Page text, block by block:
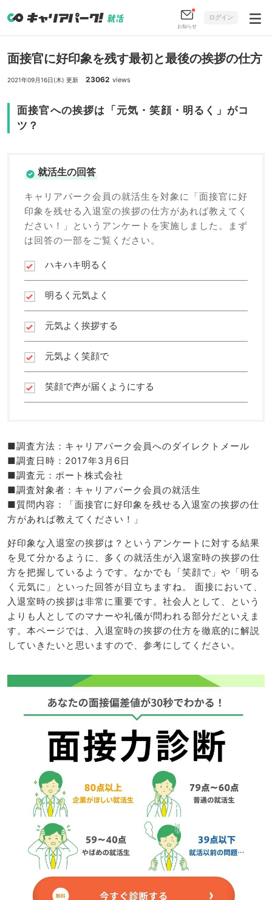
お知らせ
ログイン
面接官に好印象を残す最初と最後の挨拶の仕方
2021年09月16日(木) 更新 23062 views
面接官への挨拶は「元気・笑顔・明るく」がコ
ツ？
就活生の回答
キャリアパーク会員の就活生を対象に「面接官に好
印象を残せる入退室の挨拶の仕方があれば教えてく
ださい！」というアンケートを実施しました。まず
は回答の一部をご覧ください。
ハキハキ明るく
明るく元気よく
元気よく挨拶する
元気よく笑顔で
笑顔で声が届くようにする
■調査方法：キャリアパーク会員へのダイレクトメール
■調査日時：2017年3月6日
■調査元：ポート株式会社
■調査対象者：キャリアパーク会員の就活生
■質問内容：「面接官に好印象を残せる入退室の挨拶の仕
方があれば教えてください！」
好印象な入退室の挨拶は？というアンケートに対する結果
を見て分かるように、多くの就活生が入退室時の挨拶の仕
方を把握しているようです。なかでも「笑顔で」や「明る
く元気に」といった回答が目立ちますね。 面接において、
入退室時の挨拶は非常に重要です。社会人として、という
よりも人としてのマナーや礼儀が問われる部分だといえま
す。本ページでは、入退室時の挨拶の仕方を徹底的に解説
していきたいと思いますので、参考にしてください。